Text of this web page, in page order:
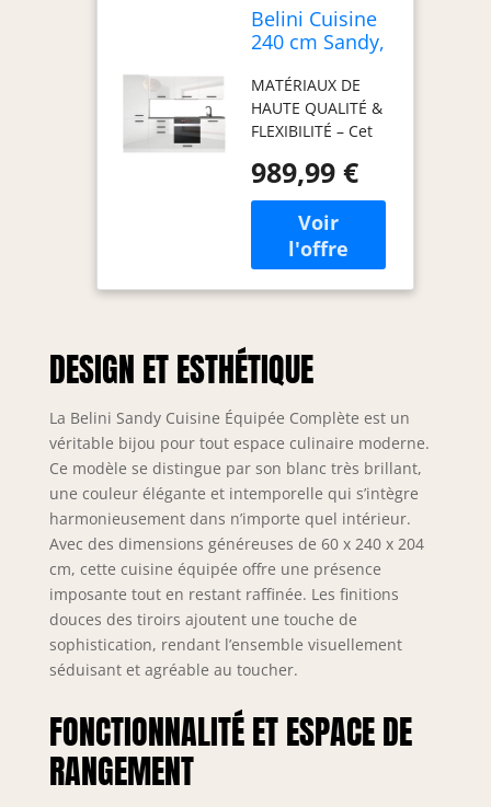
Belini Cuisine
240 cm Sandy,
Travail, Blanc
Très Brillant
MATÉRIAUX DE
HAUTE QUALITÉ &
FLEXIBILITÉ – Cet
meubles de
cuisine, fabriqué
en panneaux
décoratifs
Econatura
durables, séduit
gamme. Tous les
éléments sont
peuvent être
combinés et
positionnés
individuellement.
Inclus : notice de
montage, matériel
d’installation ainsi
que plans de
travail
personnalisables
selon la
configuration.
SILENT & CONFORT
– Les tiroirs
989,99 €
DESIGN ET ESTHÉTIQUE
La Belini Sandy Cuisine Équipée Complète est un
véritable bijou pour tout espace culinaire moderne.
Ce modèle se distingue par son blanc très brillant,
une couleur élégante et intemporelle qui s’intègre
harmonieusement dans n’importe quel intérieur.
Avec des dimensions généreuses de 60 x 240 x 204
cm, cette cuisine équipée offre une présence
imposante tout en restant raffinée. Les finitions
douces des tiroirs ajoutent une touche de
sophistication, rendant l’ensemble visuellement
séduisant et agréable au toucher.
FONCTIONNALITÉ ET ESPACE DE
RANGEMENT